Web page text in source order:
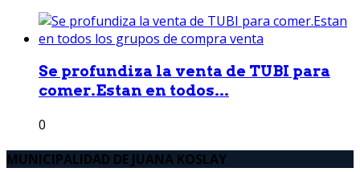
Se profundiza la venta de TUBI para
comer.Estan en todos...
0
MUNICIPALIDAD DE JUANA KOSLAY